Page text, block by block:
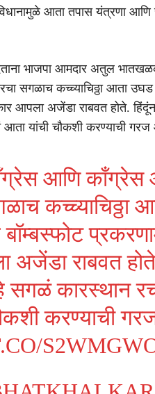
आता तपास यंत्रणा आणि
भाजपा आमदार अतुल
सगळाच कच्च्याचिठ्ठा आता उघड
आपला अजेंडा राबवत होते.
यांची चौकशी करण्याची
आणि काँग्रेस
कच्च्याचिठ्ठा
राबवत
सगळं कारस्थान
करण्याची